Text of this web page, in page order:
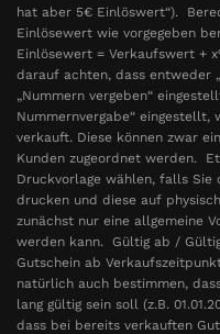
hat aber 5€ Einlöswert“).
Einlösewert wie vorgegeben
Einlösewert = Verkaufswert +
darauf achten, dass entweder
„Nummern vergeben“
Nummernvergabe“ eingestellt,
verkauft. Diese können zwar
Kunden zugeordnet werden.
Druckvorlage wählen, falls Sie
drucken und diese auf
zunächst nur eine allgemeine
werden kann. Gültig ab /
Gutschein ab
natürlich auch bestimmen,
lang gültig sein soll (z.B.
dass bei bereits verkauften